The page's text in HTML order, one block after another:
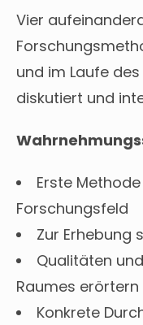
Vier
und im Laufe
diskutiert und
Erste
Forschungsfeld
Zur Erhebung
Qualitäten
Raumes erörtern
Konkrete